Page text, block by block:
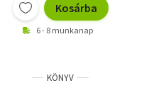
Kosárba
6 - 8 munkanap
KÖNYV